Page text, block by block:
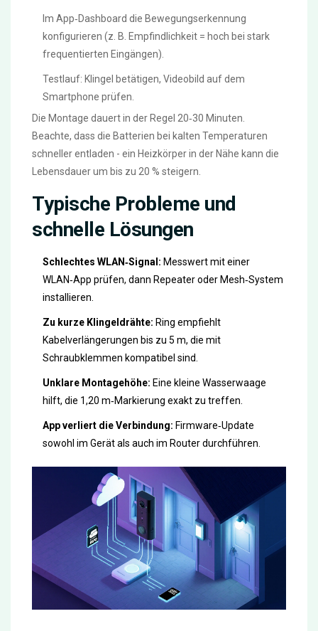
Im App‑Dashboard die Bewegungserkennung
konfigurieren (z. B. Empfindlichkeit = hoch bei stark
frequentierten Eingängen).
Testlauf: Klingel betätigen, Videobild auf dem
Smartphone prüfen.
Die Montage dauert in der Regel 20‑30 Minuten.
Beachte, dass die Batterien bei kalten Temperaturen
schneller entladen - ein Heizkörper in der Nähe kann die
Lebensdauer um bis zu 20 % steigern.
Typische Probleme und
schnelle Lösungen
Schlechtes WLAN‑Signal: Messwert mit einer
WLAN‑App prüfen, dann Repeater oder Mesh‑System
installieren.
Zu kurze Klingeldrähte: Ring empfiehlt
Kabelverlängerungen bis zu 5 m, die mit
Schraubklemmen kompatibel sind.
Unklare Montagehöhe: Eine kleine Wasserwaage
hilft, die 1,20 m‑Markierung exakt zu treffen.
App verliert die Verbindung: Firmware‑Update
sowohl im Gerät als auch im Router durchführen.